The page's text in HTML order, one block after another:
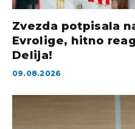
Zvezda potpisala
Evrolige, hitno
Delija!
09.08.2026